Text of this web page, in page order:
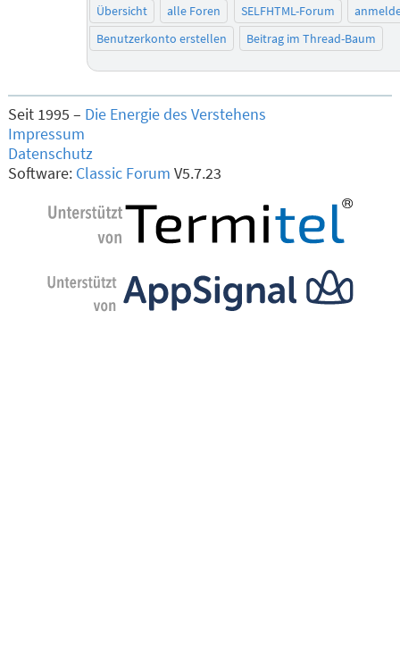
Übersicht alle Foren SELFHTML-Forum
Benutzerkonto erstellen
Beitrag im Thread-Baum
Seit 1995 – Die Energie des Verstehens
Impressum
Datenschutz
Software: Classic Forum V5.7.23